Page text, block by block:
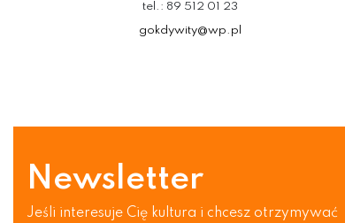
tel.: 89 512 01 23
gokdywity@wp.pl
Newsletter
Jeśli interesuje Cię kultura i chcesz otrzymywać